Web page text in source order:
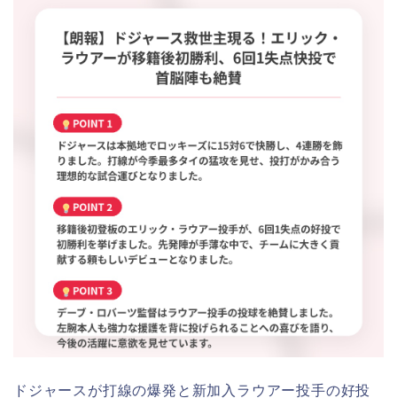
ドジャースが打線の爆発と新加入ラウアー投手の好投